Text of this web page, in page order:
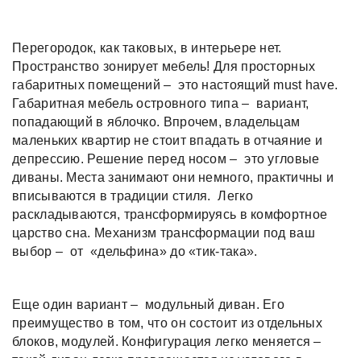
Перегородок, как таковых, в интерьере нет.
Пространство зонирует мебель! Для просторных
габаритных помещений – это настоящий must have.
Габаритная мебель островного типа – вариант,
попадающий в яблочко. Впрочем, владельцам
маленьких квартир не стоит впадать в отчаяние и
депрессию. Решение перед носом – это угловые
диваны. Места занимают они немного, практичны и
вписываются в традиции стиля. Легко
раскладываются, трансформируясь в комфортное
царство сна. Механизм трансформации под ваш
выбор – от «дельфина» до «тик-така».
Еще один вариант – модульный диван. Его
преимущество в том, что он состоит из отдельных
блоков, модулей. Конфигурация легко меняется –